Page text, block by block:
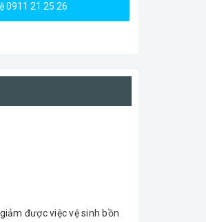
0911 21 25 26
được việc vệ sinh bồn